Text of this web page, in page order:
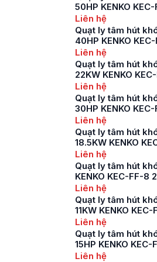
50HP KENKO KEC-
Liên hệ
Quạt ly tâm hút
40HP KENKO
Liên hệ
Quạt ly tâm hút
22KW KENKO
Liên hệ
Quạt ly tâm hút
30HP KENKO
Liên hệ
Quạt ly tâm hút
18.5KW KENKO
Liên hệ
Quạt ly tâm hút
KENKO KEC-FF-8
Liên hệ
Quạt ly tâm hút
11KW KENKO KEC-
Liên hệ
Quạt ly tâm hút
15HP KENKO KEC-
Liên hệ